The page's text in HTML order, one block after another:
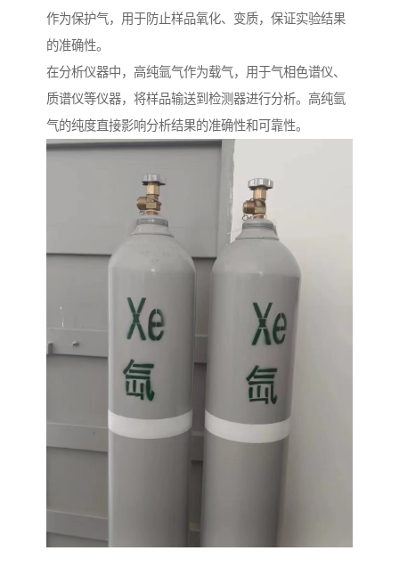
作为保护气，用于防止样品氧化、变质，保证实验结果
的准确性。
在分析仪器中，高纯氩气作为载气，用于气相色谱仪、
质谱仪等仪器，将样品输送到检测器进行分析。高纯氩
气的纯度直接影响分析结果的准确性和可靠性。